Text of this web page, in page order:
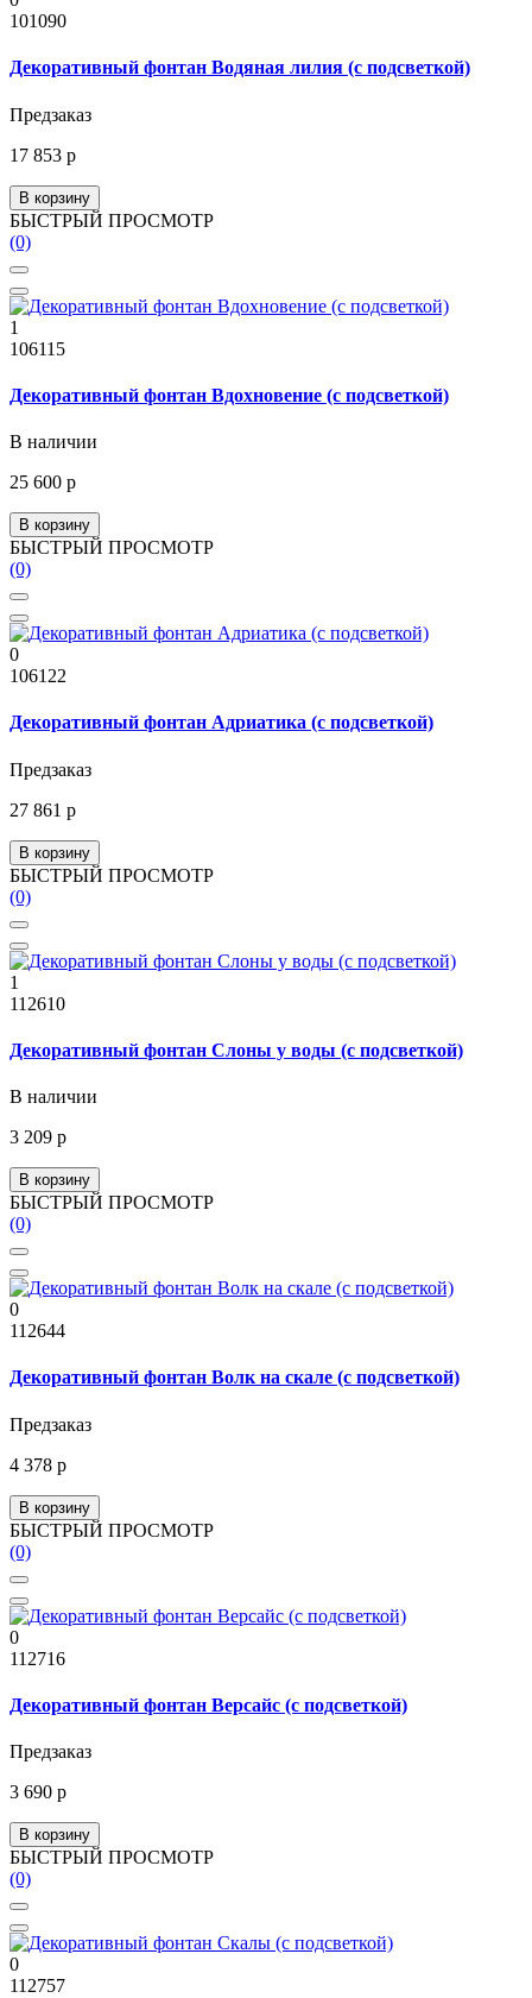
101090
Декоративный фонтан Водяная лилия (с подсветкой)
Предзаказ
17 853 р
В корзину
БЫСТРЫЙ ПРОСМОТР
(0)
1
106115
Декоративный фонтан Вдохновение (с подсветкой)
В наличии
25 600 р
В корзину
БЫСТРЫЙ ПРОСМОТР
(0)
0
106122
Декоративный фонтан Адриатика (с подсветкой)
Предзаказ
27 861 р
В корзину
БЫСТРЫЙ ПРОСМОТР
(0)
1
112610
Декоративный фонтан Слоны у воды (с подсветкой)
В наличии
3 209 р
В корзину
БЫСТРЫЙ ПРОСМОТР
(0)
0
112644
Декоративный фонтан Волк на скале (с подсветкой)
Предзаказ
4 378 р
В корзину
БЫСТРЫЙ ПРОСМОТР
(0)
0
112716
Декоративный фонтан Версайс (с подсветкой)
Предзаказ
3 690 р
В корзину
БЫСТРЫЙ ПРОСМОТР
(0)
0
112757